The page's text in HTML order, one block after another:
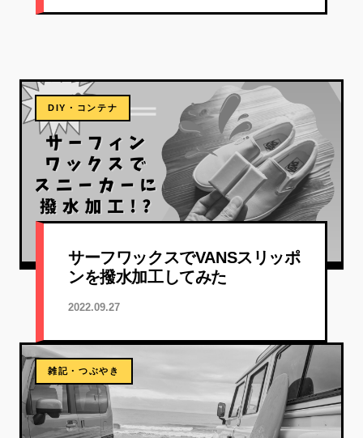
DIY・コンテナ
サーフワックスでVANSスリッポ
ンを撥水加工してみた
2022.09.27
雑記・つぶやき